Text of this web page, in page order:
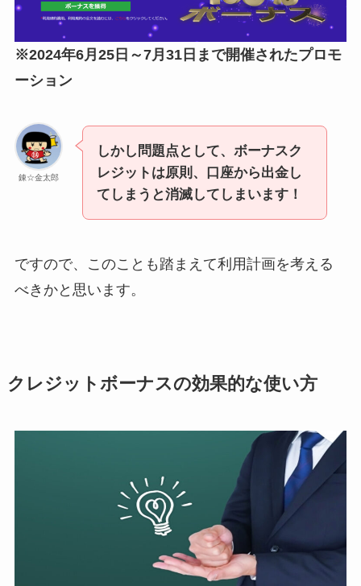
※2024年6月25日～7月31日まで開催されたプロモ
ーション
錬☆金太郎
しかし問題点として、ボーナスク
レジットは原則、口座から出金し
てしまうと消滅してしまいます！
ですので、このことも踏まえて利用計画を考える
べきかと思います。
クレジットボーナスの効果的な使い方